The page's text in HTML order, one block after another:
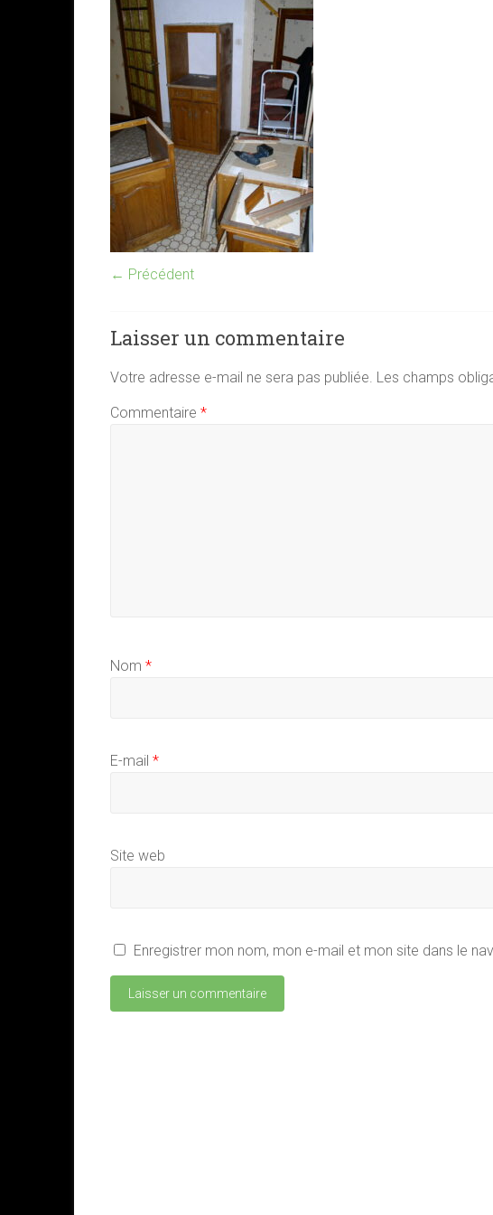
← Précédent
Laisser un commentaire
Votre adresse e-mail ne sera pas publiée. Les champs
Commentaire *
Nom *
E-mail *
Site web
Enregistrer mon nom, mon e-mail et mon site dans le